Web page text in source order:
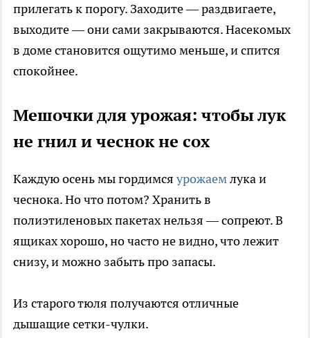
прилегать к порогу. Заходите — раздвигаете,
выходите — они сами закрываются. Насекомых
в доме становится ощутимо меньше, и спится
спокойнее.
Мешочки для урожая: чтобы лук
не гнил и чеснок не сох
Каждую осень мы гордимся урожаемлука и
чеснока. Но что потом? Хранить в
полиэтиленовых пакетах нельзя — сопреют. В
ящиках хорошо, но часто не видно, что лежит
снизу, и можно забыть про запасы.
Из старого тюля получаются отличные
дышащие сетки-чулки.